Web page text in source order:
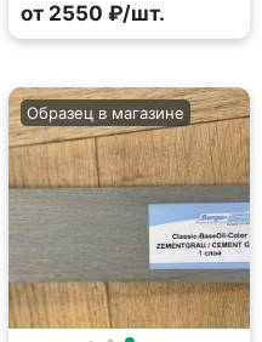
от 2550 ₽/шт.
Образец в магазине